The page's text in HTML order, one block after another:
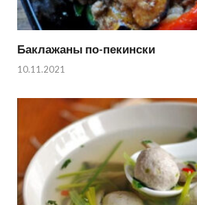
Баклажаны по-пекински
10.11.2021